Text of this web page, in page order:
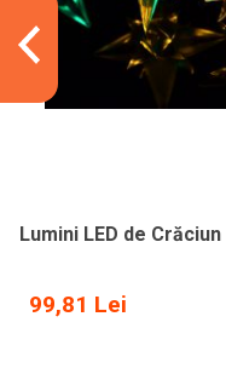
Lumini LED de
99,81 Lei